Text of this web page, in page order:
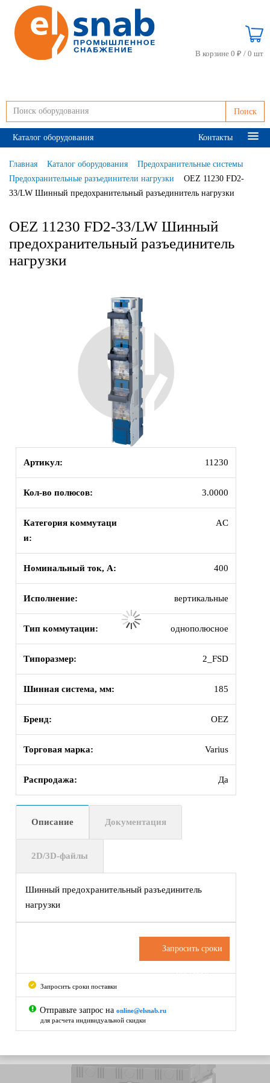
Поиск
В корзине 0 ₽ / 0 шт
Каталог оборудования Контакты
Главная Каталог оборудования
Предохранительные системы
Предохранительные разъединители нагрузки
OEZ 11230 FD2-
33/LW Шинный предохранительный разъединитель нагрузки
OEZ 11230 FD2-33/LW Шинный
предохранительный разъединитель
нагрузки
Артикул: 11230
Кол-во полюсов: 3.0000
Категория коммутаци
и:
AC
Номинальный ток, А: 400
Исполнение: вертикальные
Тип коммутации: однополюсное
Типоразмер: 2_FSD
Шинная система, мм: 185
Бренд: OEZ
Торговая марка: Varius
Распродажа: Да
Описание Документация
2D/3D-файлы
Шинный предохранительный разъединитель
нагрузки
Запросить сроки
поставки
Запросить сроки поставки
Отправьте запрос на online@elsnab.ru
для расчета индивидуальной скидки